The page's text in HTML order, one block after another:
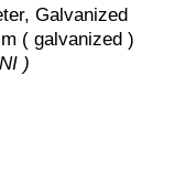
Galvanized
( galvanized )
)